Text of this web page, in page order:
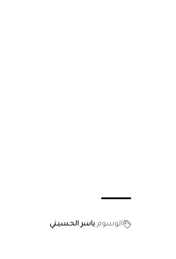
الوسوم ياسر الحسيني